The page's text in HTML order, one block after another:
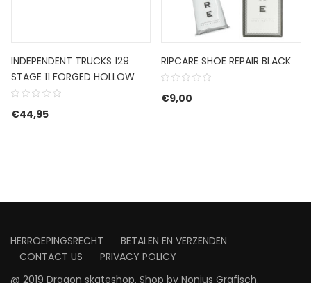
INDEPENDENT TRUCKS 129
STAGE 11 FORGED HOLLOW
€44,95
RIPCARE SHOE REPAIR BLACK
€9,00
HERROEPINGSRECHT
BETALEN EN VERZENDEN
CONTACT US
PRIVACY POLICY
@ 2019 Dragon skateshop. Shop by Nonius Grafisch.